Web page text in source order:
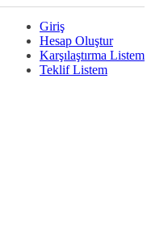
Giriş
Hesap Oluştur
Karşılaştırma Listem
Teklif Listem